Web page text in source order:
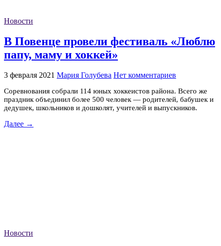
Новости
В Повенце провели фестиваль «Люблю
папу, маму и хоккей»
3 февраля 2021 Мария Голубева Нет комментариев
Соревнования собрали 114 юных хоккеистов района. Всего же
праздник объединил более 500 человек — родителей, бабушек и
дедушек, школьников и дошколят, учителей и выпускников.
Далее →
Новости